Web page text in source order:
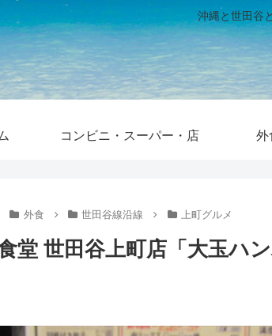
沖縄と世田谷
コンビニ・スーパー・店 外
外食 世田谷線沿線 上町グルメ
堂 世田谷上町店「大玉ハ